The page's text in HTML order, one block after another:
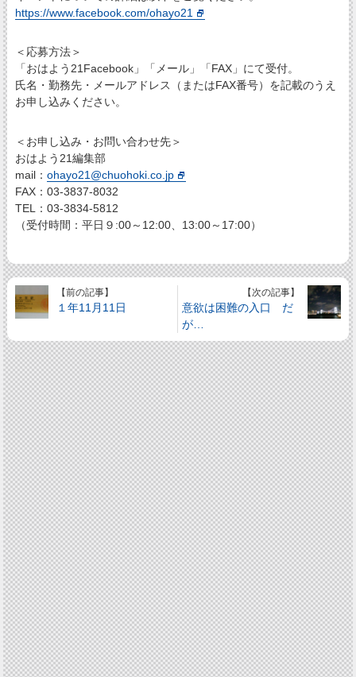
https://www.facebook.com/ohayo21
＜応募方法＞
「おはよう21Facebook」「メール」「FAX」にて受付。
氏名・勤務先・メールアドレス（またはFAX番号）を記載のうえ
お申し込みください。
＜お申し込み・お問い合わせ先＞
おはよう21編集部
mail： ohayo21@chuohoki.co.jp
FAX：03-3837-8032
TEL：03-3834-5812
（受付時間：平日９:00～12:00、13:00～17:00）
【前の記事】
１年11月11日
【次の記事】
意欲は困難の入口 だ
が…